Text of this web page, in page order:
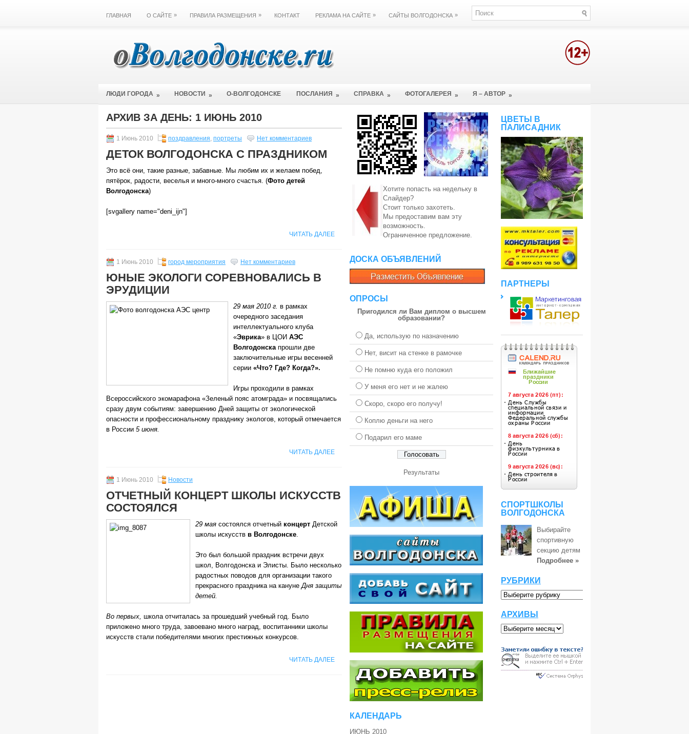
ГЛАВНАЯ О САЙТЕ » ПРАВИЛА РАЗМЕЩЕНИЯ » КОНТАКТ РЕКЛАМА НА САЙТЕ » САЙТЫ ВОЛГОДОНСКА »
ЛЮДИ ГОРОДА » НОВОСТИ » О-ВОЛГОДОНСКЕ ПОСЛАНИЯ » СПРАВКА » ФОТОГАЛЕРЕЯ » Я – АВТОР »
АРХИВ ЗА ДЕНЬ: 1 ИЮНЬ 2010
1 Июнь 2010 поздравления, портреты Нет комментариев
ДЕТОК ВОЛГОДОНСКА С ПРАЗДНИКОМ
Это всё они, такие разные, забавные. Мы любим их и желаем побед,
пятёрок, радости, веселья и много-много счастья. (Фото детей
Волгодонска)
[svgallery name="deni_ijn"]
ЧИТАТЬ ДАЛЕЕ
1 Июнь 2010 город мероприятия Нет комментариев
ЮНЫЕ ЭКОЛОГИ СОРЕВНОВАЛИСЬ В
ЭРУДИЦИИ
29 мая 2010 г. в рамках
очередного заседания
интеллектуального клуба
«Эврика» в ЦОИ АЭС
Волгодонска прошли две
заключительные игры весенней
серии «Что? Где? Когда?».
Игры проходили в рамках
Всероссийского экомарафона «Зеленый пояс атомграда» и посвящались
сразу двум событиям: завершению Дней защиты от экологической
опасности и профессиональному празднику экологов, который отмечается
в России 5 июня.
ЧИТАТЬ ДАЛЕЕ
1 Июнь 2010 Новости
ОТЧЕТНЫЙ КОНЦЕРТ ШКОЛЫ ИСКУССТВ
СОСТОЯЛСЯ
29 мая состоялся отчетный концерт Детской
школы искусств в Волгодонске.
Это был большой праздник встречи двух
школ, Волгодонска и Элисты. Было несколько
радостных поводов для организации такого
прекрасного праздника на кануне Дня защиты
детей.
Во первых, школа отчиталась за прошедший учебный год. Было
приложено много труда, завоевано много наград, воспитанники школы
искусств стали победителями многих престижных конкурсов.
ЧИТАТЬ ДАЛЕЕ
Хотите попасть на недельку в
Слайдер?
Стоит только захотеть.
Мы предоставим вам эту
возможность.
Ограниченное предложение.
ДОСКА ОБЪЯВЛЕНИЙ
ОПРОСЫ
Пригодился ли Вам диплом о высшем
образовании?
Да, использую по назначению
Нет, висит на стенке в рамочке
Не помню куда его положил
У меня его нет и не жалею
Скоро, скоро его получу!
Коплю деньги на него
Подарил его маме
Результаты
КАЛЕНДАРЬ
ИЮНЬ 2010
ЦВЕТЫ В
ПАЛИСАДНИК
ПАРТНЕРЫ
СПОРТШКОЛЫ
ВОЛГОДОНСКА
Выбирайте
спортивную
секцию детям
Подробнее »
РУБРИКИ
АРХИВЫ